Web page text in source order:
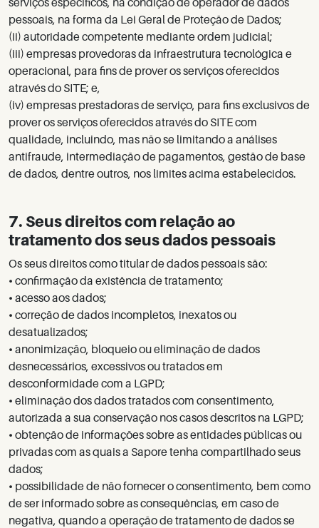
pessoais, na forma da Lei Geral de Proteção de Dados;
(ii) autoridade competente mediante ordem judicial;
(iii) empresas provedoras da infraestrutura tecnológica e
operacional, para fins de prover os serviços oferecidos
através do SITE; e,
(iv) empresas prestadoras de serviço, para fins exclusivos de
prover os serviços oferecidos através do SITE com
qualidade, incluindo, mas não se limitando a análises
antifraude, intermediação de pagamentos, gestão de base
de dados, dentre outros, nos limites acima estabelecidos.
7. Seus direitos com relação ao
tratamento dos seus dados pessoais
Os seus direitos como titular de dados pessoais são:
• confirmação da existência de tratamento;
• acesso aos dados;
• correção de dados incompletos, inexatos ou
desatualizados;
• anonimização, bloqueio ou eliminação de dados
desnecessários, excessivos ou tratados em
desconformidade com a LGPD;
• eliminação dos dados tratados com consentimento,
autorizada a sua conservação nos casos descritos na LGPD;
• obtenção de informações sobre as entidades públicas ou
privadas com as quais a Sapore tenha compartilhado seus
dados;
• possibilidade de não fornecer o consentimento, bem como
de ser informado sobre as consequências, em caso de
negativa, quando a operação de tratamento de dados se